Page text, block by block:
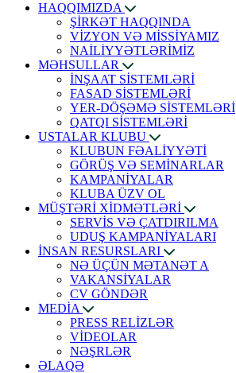
HAQQIMIZDA
ŞİRKƏT HAQQINDA
VİZYON VƏ MİSSİYAMIZ
NAİLİYYƏTLƏRİMİZ
MƏHSULLAR
İNŞAAT SİSTEMLƏRİ
FASAD SİSTEMLƏRİ
YER-DÖŞƏMƏ SİSTEMLƏRİ
QATQI SİSTEMLƏRİ
USTALAR KLUBU
KLUBUN FƏALİYYƏTİ
GÖRÜŞ VƏ SEMİNARLAR
KAMPANİYALAR
KLUBA ÜZV OL
MÜŞTƏRİ XİDMƏTLƏRİ
SERVİS VƏ ÇATDIRILMA
UDUŞ KAMPANİYALARI
İNSAN RESURSLARI
NƏ ÜÇÜN MƏTANƏT A
VAKANSİYALAR
CV GÖNDƏR
MEDİA
PRESS RELİZLƏR
VİDEOLAR
NƏŞRLƏR
ƏLAQƏ